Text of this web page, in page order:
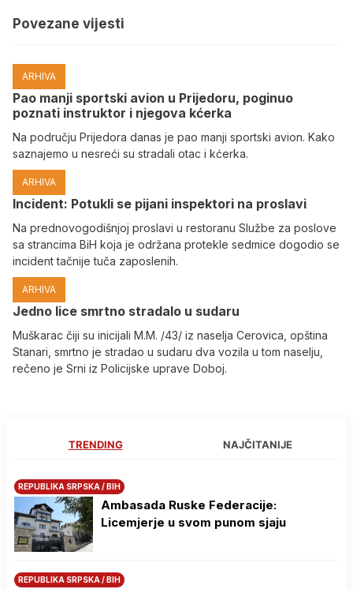
Povezane vijesti
ARHIVA
Pao manji sportski avion u Prijedoru, poginuo
poznati instruktor i njegova kćerka
Na području Prijedora danas je pao manji sportski avion. Kako
saznajemo u nesreći su stradali otac i kćerka.
ARHIVA
Incident: Potukli se pijani inspektori na proslavi
Na prednovogodišnjoj proslavi u restoranu Službe za poslove
sa strancima BiH koja je održana protekle sedmice dogodio se
incident tačnije tuča zaposlenih.
ARHIVA
Јedno lice smrtno stradalo u sudaru
Muškarac čiji su inicijali M.M. /43/ iz naselja Cerovica, opština
Stanari, smrtno je stradao u sudaru dva vozila u tom naselju,
rečeno je Srni iz Policijske uprave Doboj.
TRENDING NAJČITANIJE
REPUBLIKA SRPSKA / BIH
Ambasada Ruske Federacije:
Licemjerje u svom punom sjaju
REPUBLIKA SRPSKA / BIH